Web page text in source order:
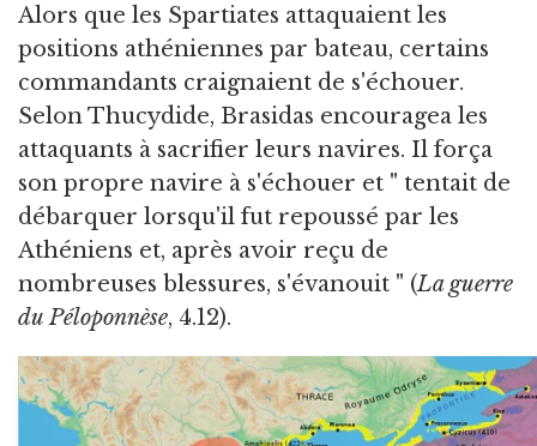
Alors que les Spartiates attaquaient les
positions athéniennes par bateau, certains
commandants craignaient de s'échouer.
Selon Thucydide, Brasidas encouragea les
attaquants à sacrifier leurs navires. Il força
son propre navire à s'échouer et " tentait de
débarquer lorsqu'il fut repoussé par les
Athéniens et, après avoir reçu de
nombreuses blessures, s'évanouit " (La guerre
du Péloponnèse, 4.12).